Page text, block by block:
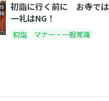
初詣に行く前に お寺で
一礼はNG！
初詣 マナー・一般常識